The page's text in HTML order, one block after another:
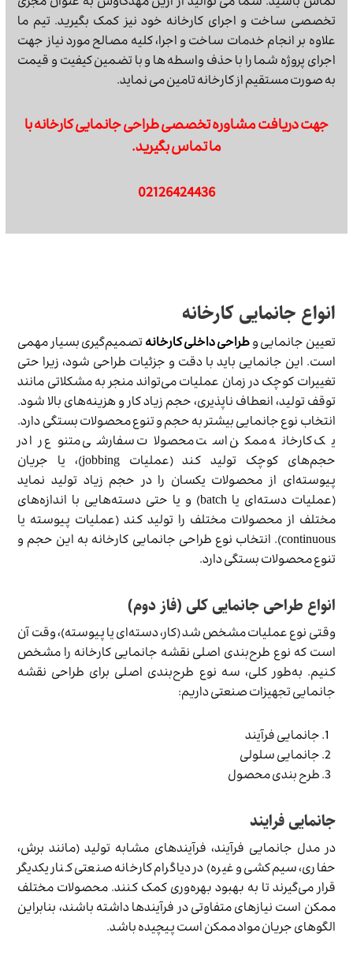
تخصصی ساخت و اجرای کارخانه خود نیز کمک بگیرید. تیم ما
علاوه بر انجام خدمات ساخت و اجرا، کلیه مصالح مورد نیاز جهت
اجرای پروژه شما را با حذف واسطه ها و با تضمین کیفیت و قیمت
به صورت مستقیم از کارخانه تامین می نماید.
جهت دریافت مشاوره تخصصی طراحی جانمایی کارخانه با
ما تماس بگیرید.
02126424436
انواع جانمایی کارخانه
تعیین جانمایی وطراحی داخلی کارخانه تصمیم‌گیری بسیار مهمی
است. این جانمایی باید با دقت و جزئیات طراحی شود، زیرا حتی
تغییرات کوچک در زمان عملیات می‌تواند منجر به مشکلاتی مانند
توقف تولید، انعطاف ناپذیری، حجم زیاد کار و هزینه‌های بالا شود.
انتخاب نوع جانمایی بیشتر به حجم و تنوع محصولات بستگی دارد.
یک کارخانه ممکن است محصولات سفارشی متنوع را در
حجم‌های کوچک تولید کند (عملیات jobbing)، یا جریان
پیوسته‌ای از محصولات یکسان را در حجم زیاد تولید نماید
(عملیات دسته‌ای یا batch) و یا حتی دسته‌هایی با اندازه‌های
مختلف از محصولات مختلف را تولید کند (عملیات پیوسته یا
continuous). انتخاب نوع طراحی جانمایی کارخانه به این حجم و
تنوع محصولات بستگی دارد.
انواع طراحی جانمایی کلی (فاز دوم)
وقتی نوع عملیات مشخص شد (کار، دسته‌ای یا پیوسته)، وقت آن
است که نوع طرح‌بندی اصلی نقشه جانمایی کارخانه را مشخص
کنیم. به‌طور کلی، سه نوع طرح‌بندی اصلی برای طراحی نقشه
جانمایی تجهیزات صنعتی داریم:
جانمایی فرآیند
جانمایی سلولی
طرح بندی محصول
جانمایی فرایند
در مدل جانمایی فرآیند، فرآیندهای مشابه تولید (مانند برش،
حفاری، سیم‌کشی و غیره) در دیاگرام کارخانه صنعتی کنار یکدیگر
قرار می‌گیرند تا به بهبود بهره‌وری کمک کنند. محصولات مختلف
ممکن است نیازهای متفاوتی در فرآیندها داشته باشند، بنابراین
الگوهای جریان مواد ممکن است پیچیده باشد.